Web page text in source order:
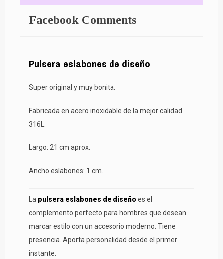
Facebook Comments
Pulsera eslabones de diseño
Super original y muy bonita.
Fabricada en acero inoxidable de la mejor calidad
316L.
Largo: 21 cm aprox.
Ancho eslabones: 1 cm.
La pulsera eslabones de diseño es el
complemento perfecto para hombres que desean
marcar estilo con un accesorio moderno. Tiene
presencia. Aporta personalidad desde el primer
instante.